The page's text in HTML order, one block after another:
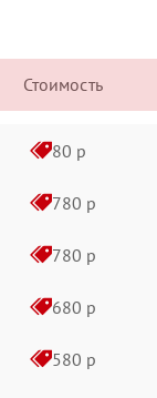
Стоимость
80 р
780 р
780 р
680 р
580 р